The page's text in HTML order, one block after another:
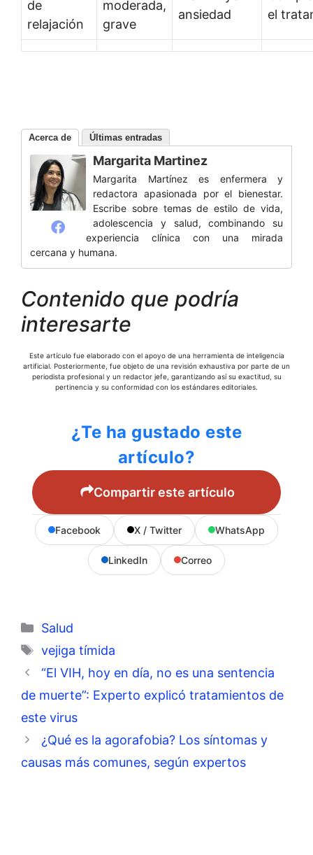
de
relajación
moderada,
grave
ansiedad
el
Acerca de Últimas entradas
Margarita Martinez
Margarita Martínez es enfermera y
redactora apasionada por el bienestar.
Escribe sobre temas de estilo de vida,
adolescencia y salud, combinando su
experiencia clínica con una mirada
cercana y humana.
Contenido que podría
interesarte
Este artículo fue elaborado con el apoyo de una herramienta de inteligencia
artificial. Posteriormente, fue objeto de una revisión exhaustiva por parte de un
periodista profesional y un redactor jefe, garantizando así su exactitud, su
pertinencia y su conformidad con los estándares editoriales.
¿Te ha gustado este
artículo?
Compartir este artículo
Facebook X / Twitter WhatsApp
LinkedIn Correo
Categorías
Salud
Etiquetas
vejiga tímida
“El VIH, hoy en día, no es una sentencia
de muerte”: Experto explicó tratamientos de
este virus
¿Qué es la agorafobia? Los síntomas y
causas más comunes, según expertos